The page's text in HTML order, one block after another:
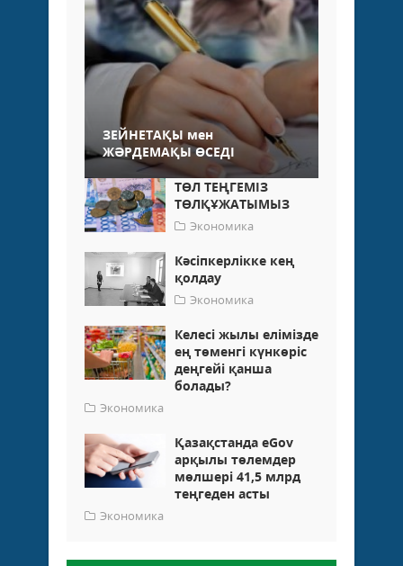
ЗЕЙНЕТАҚЫ мен
ЖӘРДЕМАҚЫ ӨСЕДІ
ТӨЛ ТЕҢГЕМІЗ
ТӨЛҚҰЖАТЫМЫЗ
Экономика
Кәсіпкерлікке кең
қолдау
Экономика
Келесі жылы елімізде
ең төменгі күнкөріс
деңгейі қанша
болады?
Экономика
Қазақстанда eGov
арқылы төлемдер
мөлшері 41,5 млрд
теңгеден асты
Экономика